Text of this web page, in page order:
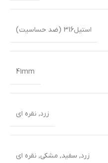
استیل316 (ضد حساسیت)
41mm
زرد, نقره ای
زرد, سفید, مشکی, نقره ای